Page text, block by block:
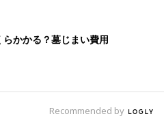
か、Hiromi.Yさんも探し回って
を入れて飾っているそうです。
ら、ちゃんと閉められる」と機
つくりで100円とは思えないク
のも納得ですね！
を入れてもかわいい
かかる？墓じまい費用
Recommended by